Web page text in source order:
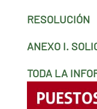
RESOLUCIÓN
ANEXO I.
TODA LA